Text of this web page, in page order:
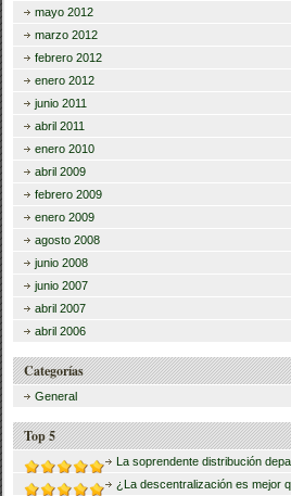
mayo 2012
marzo 2012
febrero 2012
enero 2012
junio 2011
abril 2011
enero 2010
abril 2009
febrero 2009
enero 2009
agosto 2008
junio 2008
junio 2007
abril 2007
abril 2006
Categorías
General
Top 5
La soprendente distribución
¿La descentralización es mejor